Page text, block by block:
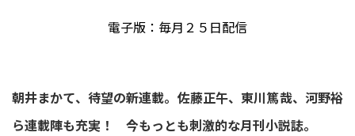
電子版：毎月２５日配信
朝井まかて、待望の新連載。佐藤正午、東川篤哉、河野裕
ら連載陣も充実！ 今もっとも刺激的な月刊小説誌。